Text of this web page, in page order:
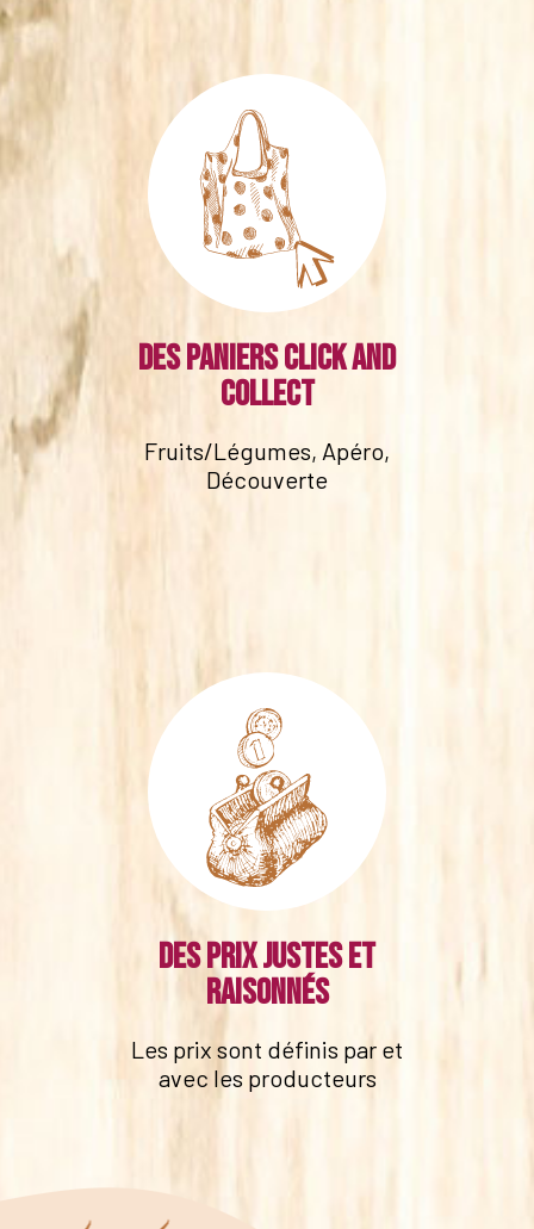
Des paniers click and
collect
Fruits/Légumes, Apéro,
Découverte
Des prix justes et
raisonnés
Les prix sont définis par et
avec les producteurs